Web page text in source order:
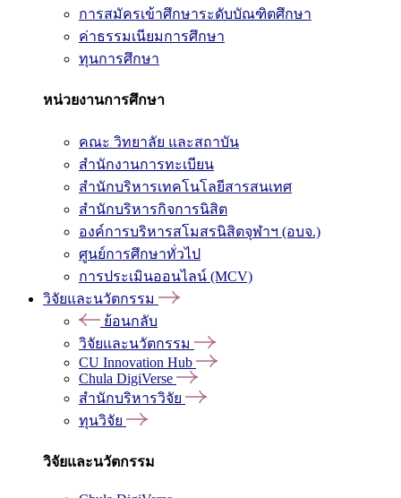
การสมัครเข้าศึกษาระดับบัณฑิตศึกษา
ค่าธรรมเนียมการศึกษา
ทุนการศึกษา
หน่วยงานการศึกษา
คณะ วิทยาลัย และสถาบัน
สำนักงานการทะเบียน
สำนักบริหารเทคโนโลยีสารสนเทศ
สำนักบริหารกิจการนิสิต
องค์การบริหารสโมสรนิสิตจุฬาฯ (อบจ.)
ศูนย์การศึกษาทั่วไป
การประเมินออนไลน์ (MCV)
วิจัยและนวัตกรรม
ย้อนกลับ
วิจัยและนวัตกรรม
CU Innovation Hub
Chula DigiVerse
สำนักบริหารวิจัย
ทุนวิจัย
วิจัยและนวัตกรรม